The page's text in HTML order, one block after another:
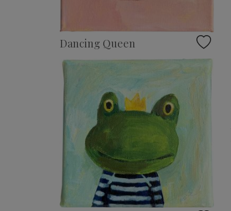
Dancing Queen